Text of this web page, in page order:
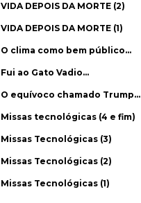
VIDA DEPOIS DA MORTE (2)
VIDA DEPOIS DA MORTE (1)
O clima como bem público…
Fui ao Gato Vadio…
O equívoco chamado Trump…
Missas tecnológicas (4 e fim)
Missas Tecnológicas (3)
Missas Tecnológicas (2)
Missas Tecnológicas (1)